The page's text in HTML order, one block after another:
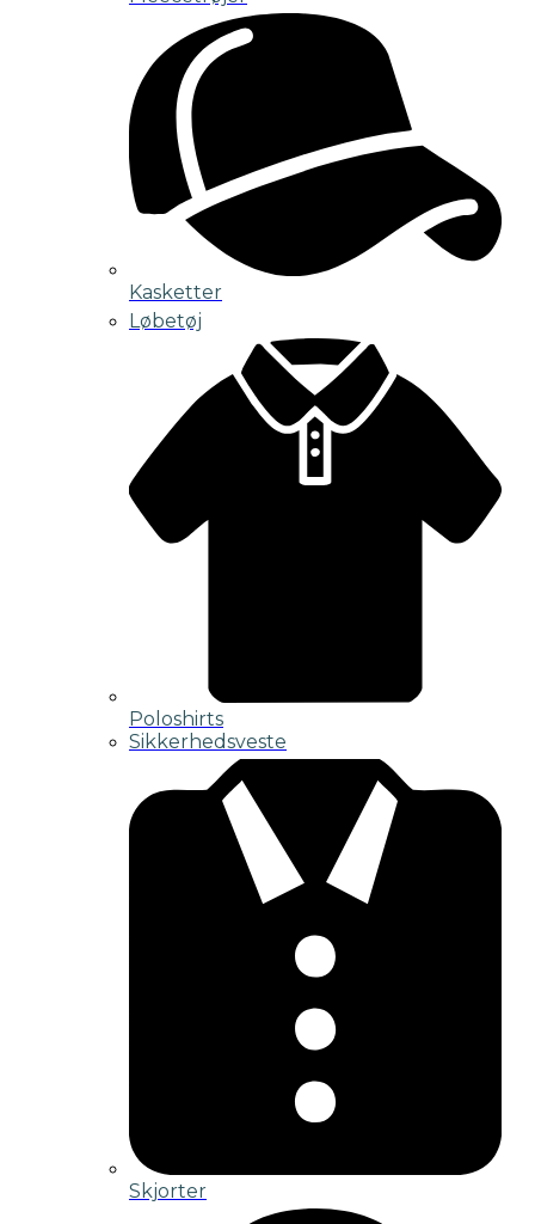
Kasketter
Løbetøj
Poloshirts
Sikkerhedsveste
Skjorter